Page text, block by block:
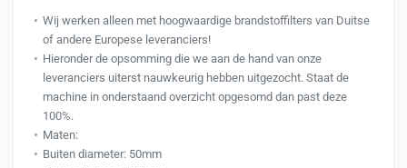
Wij werken alleen met hoogwaardige brandstoffilters van Duitse
of andere Europese leveranciers!
Hieronder de opsomming die we aan de hand van onze
leveranciers uiterst nauwkeurig hebben uitgezocht. Staat de
machine in onderstaand overzicht opgesomd dan past deze
100%.
Maten:
Buiten diameter: 50mm